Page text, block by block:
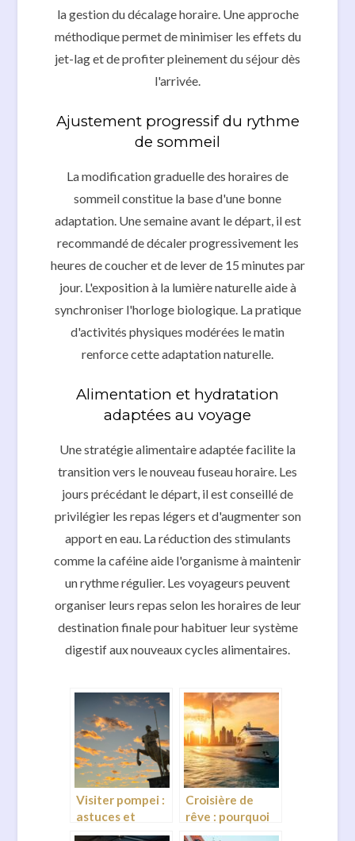
la gestion du décalage horaire. Une approche
méthodique permet de minimiser les effets du
jet-lag et de profiter pleinement du séjour dès
l'arrivée.
Ajustement progressif du rythme
de sommeil
La modification graduelle des horaires de
sommeil constitue la base d'une bonne
adaptation. Une semaine avant le départ, il est
recommandé de décaler progressivement les
heures de coucher et de lever de 15 minutes par
jour. L'exposition à la lumière naturelle aide à
synchroniser l'horloge biologique. La pratique
d'activités physiques modérées le matin
renforce cette adaptation naturelle.
Alimentation et hydratation
adaptées au voyage
Une stratégie alimentaire adaptée facilite la
transition vers le nouveau fuseau horaire. Les
jours précédant le départ, il est conseillé de
privilégier les repas légers et d'augmenter son
apport en eau. La réduction des stimulants
comme la caféine aide l'organisme à maintenir
un rythme régulier. Les voyageurs peuvent
organiser leurs repas selon les horaires de leur
destination finale pour habituer leur système
digestif aux nouveaux cycles alimentaires.
Visiter pompei :
astuces et
parcours pour
Croisière de
rêve : pourquoi
louer un yacht à